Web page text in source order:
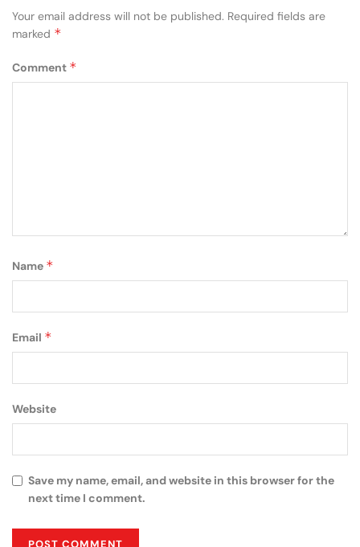
Your email address will not be published. Required fields are
marked *
Comment *
Name *
Email *
Website
Save my name, email, and website in this browser for the
next time I comment.